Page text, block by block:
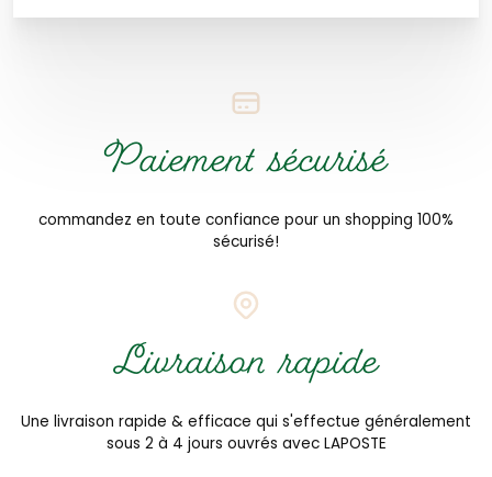
Paiement sécurisé
commandez en toute confiance pour un shopping 100%
sécurisé!
Livraison rapide
Une livraison rapide & efficace qui s'effectue généralement
sous 2 à 4 jours ouvrés avec LAPOSTE